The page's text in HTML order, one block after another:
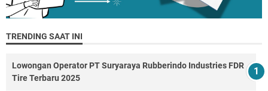
TRENDING SAAT INI
Lowongan Operator PT Suryaraya Rubberindo Industries FDR
Tire Terbaru 2025